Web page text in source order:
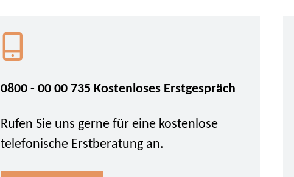
0800 - 00 00 735 Kostenloses Erstgespräch
Rufen Sie uns gerne für eine kostenlose
telefonische Erstberatung an.